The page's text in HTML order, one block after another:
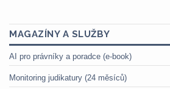
MAGAZÍNY A SLUŽBY
AI pro právníky a poradce (e-book)
Monitoring judikatury (24 měsíců)